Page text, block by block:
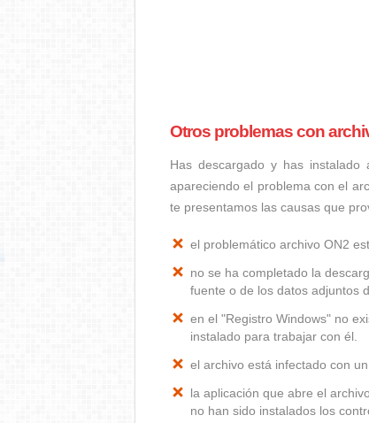
Otros problemas con
Has descargado y has instalado
apareciendo el problema con el
te presentamos las causas que
el problemático archivo ON2
no se ha completado la
fuente o de los datos adjuntos
en el "Registro Windows" no
instalado para trabajar con él.
el archivo está infectado con
la aplicación que abre el
no han sido instalados los